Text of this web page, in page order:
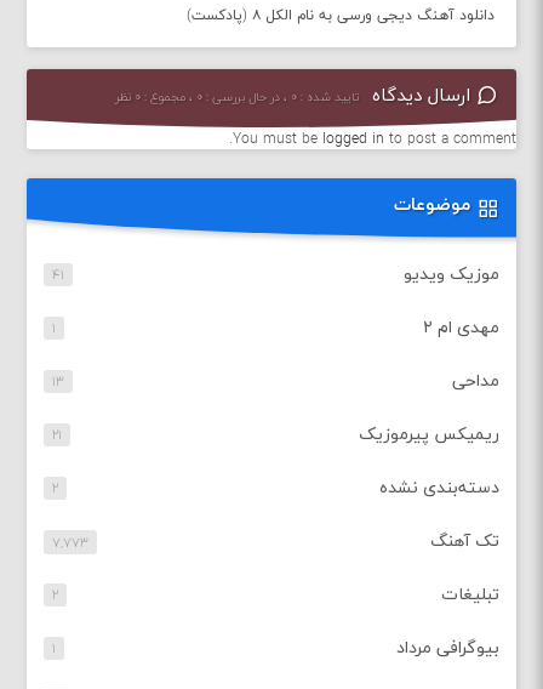
دانلود آهنگ دیجی ورسی به نام الکل ۸ (پادکست)
ارسال دیدگاه تایید شده : ۰ ، در حال بررسی : ۰ ، مجموع : ۰ نظر
You must be logged in to post a comment.
موضوعات
موزیک ویدیو ۴۱
مهدی ام ۲ ۱
مداحی ۱۳
ریمیکس پیرموزیک ۲۱
دسته‌بندی نشده ۲
تک آهنگ ۷,۷۷۳
تبلیغات ۲
بیوگرافی مرداد ۱